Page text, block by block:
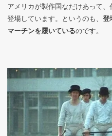
アメリカが製作国なだけあって
登場しています。というのも、 登
マーチンを履いているのです。